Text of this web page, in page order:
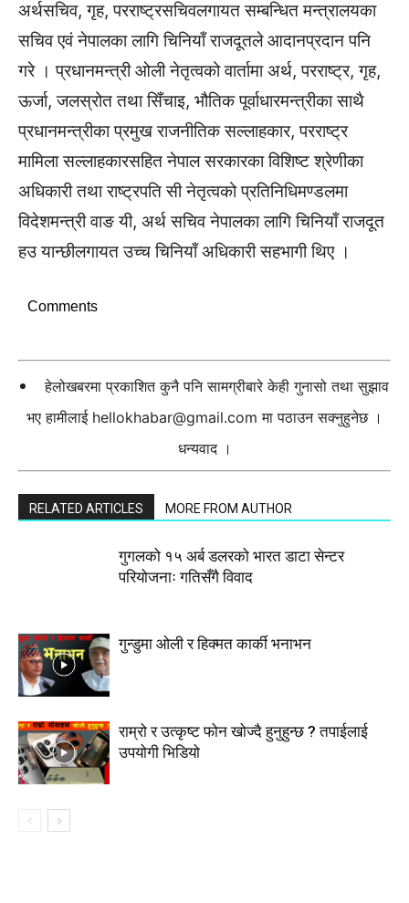
अर्थसचिव, गृह, परराष्ट्रसचिवलगायत सम्बन्धित मन्त्रालयका
सचिव एवं नेपालका लागि चिनियाँ राजदूतले आदानप्रदान पनि
गरे । प्रधानमन्त्री ओली नेतृत्वको वार्तामा अर्थ, परराष्ट्र, गृह,
ऊर्जा, जलस्रोत तथा सिँचाइ, भौतिक पूर्वाधारमन्त्रीका साथै
प्रधानमन्त्रीका प्रमुख राजनीतिक सल्लाहकार, परराष्ट्र
मामिला सल्लाहकारसहित नेपाल सरकारका विशिष्ट श्रेणीका
अधिकारी तथा राष्ट्रपति सी नेतृत्वको प्रतिनिधिमण्डलमा
विदेशमन्त्री वाङ यी, अर्थ सचिव नेपालका लागि चिनियाँ राजदूत
हउ यान्छीलगायत उच्च चिनियाँ अधिकारी सहभागी थिए ।
Comments
हेलोखबरमा प्रकाशित कुनै पनि सामग्रीबारे केही गुनासो तथा सुझाव
भए हामीलाई hellokhabar@gmail.com मा पठाउन सक्नुहुनेछ ।
धन्यवाद ।
RELATED ARTICLES MORE FROM AUTHOR
गुगलको १५ अर्ब डलरको भारत डाटा सेन्टर
परियोजनाः गतिसँगै विवाद
गुन्डुमा ओली र हिक्मत कार्की भनाभन
राम्रो र उत्कृष्ट फोन खोज्दै हुनुहुन्छ ? तपाईलाई
उपयोगी भिडियो